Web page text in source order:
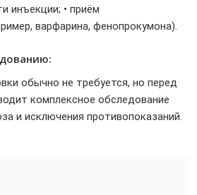
инъекции; • приём
варфарина, фенопрокумона).
обычно не требуется, но перед
комплексное обследование
и исключения противопоказаний.